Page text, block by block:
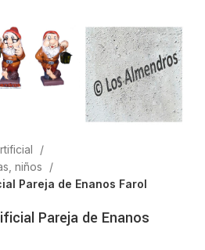
niños
Pareja de Enanos Farol
Pareja de Enanos